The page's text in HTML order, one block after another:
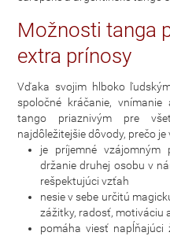
Možnosti tanga
extra prínosy
Vďaka svojim hlboko
spoločné kráčanie,
tango priaznivým pre
najdôležitejšie dôvody, prečo
je príjemné
držanie druhej osobu v
rešpektujúci vzťah
nesie v sebe určitú
zážitky, radosť, motiváciu
pomáha viesť